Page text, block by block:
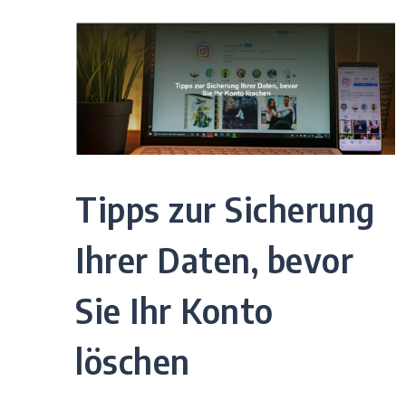
Tipps zur Sicherung
Ihrer Daten, bevor
Sie Ihr Konto
löschen